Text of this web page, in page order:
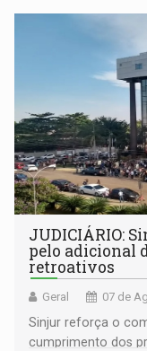
JUDICIÁRIO:
pelo adicional
retroativos
Geral 07 de
Sinjur reforça o
cumprimento dos